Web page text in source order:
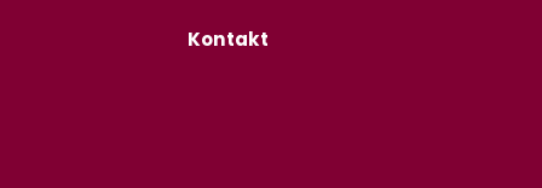
Kontakt